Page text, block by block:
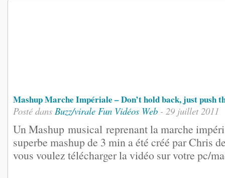
Mashup Marche Impériale – Don’t hold back, just push
Posté dans Buzz/virale Fun Vidéos Web - 29 juillet 2011
Un Mashup musical reprenant la marche
superbe mashup de 3 min a été créé par Chris
vous voulez télécharger la vidéo sur votre pc/